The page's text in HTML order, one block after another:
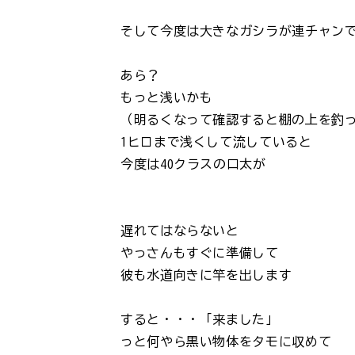
そして今度は大きなガシラが連チャン
あら？
もっと浅いかも
（明るくなって確認すると棚の上を釣
1ヒロまで浅くして流していると
今度は40クラスの口太が
遅れてはならないと
やっさんもすぐに準備して
彼も水道向きに竿を出します
すると・・・「来ました」
っと何やら黒い物体をタモに収めて